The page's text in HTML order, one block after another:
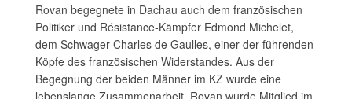
Rovan begegnete in Dachau auch dem französischen
Politiker und Résistance-Kämpfer Edmond Michelet,
dem Schwager Charles de Gaulles, einer der führenden
Köpfe des französischen Widerstandes. Aus der
Begegnung der beiden Männer im KZ wurde eine
lebenslange Zusammenarbeit. Rovan wurde Mitglied im